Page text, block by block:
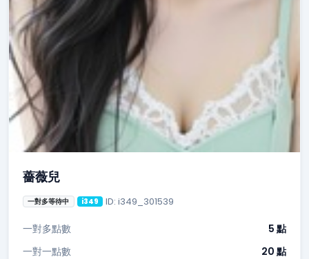
薔薇兒
一對多等待中 i349 ID: i349_301539
一對多點數
5 點
一對一點數
20 點